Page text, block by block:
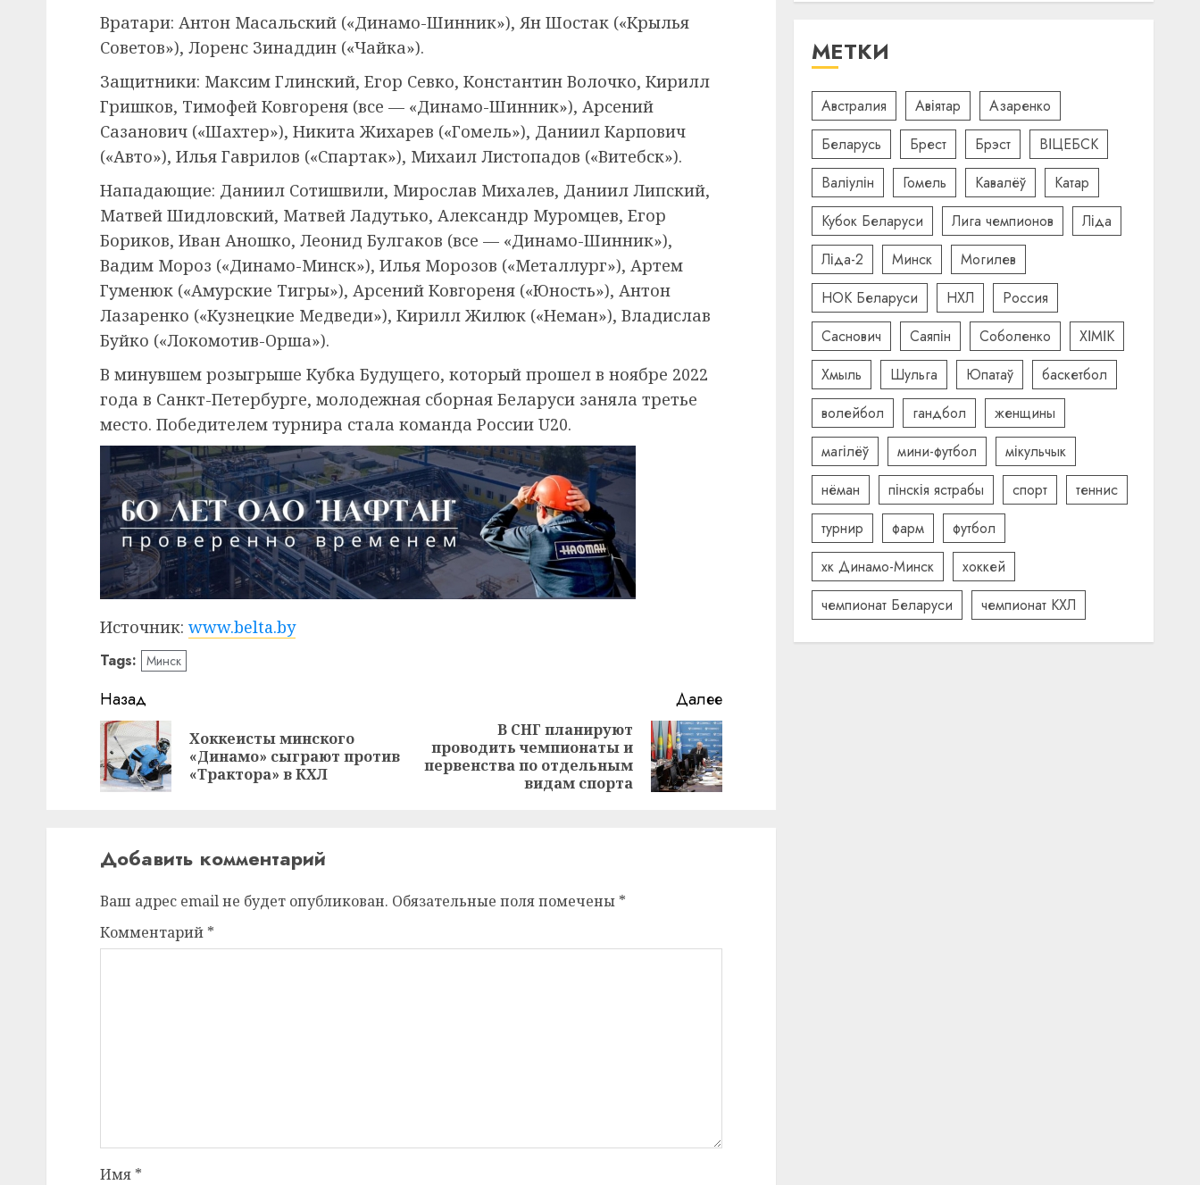
Вратари: Антон Масальский («Динамо-Шинник»), Ян Шостак («Крылья
Советов»), Лоренс Зинаддин («Чайка»).
Защитники: Максим Глинский, Егор Севко, Константин Волочко, Кирилл
Гришков, Тимофей Ковгореня (все — «Динамо-Шинник»), Арсений
Сазанович («Шахтер»), Никита Жихарев («Гомель»), Даниил Карпович
(«Авто»), Илья Гаврилов («Спартак»), Михаил Листопадов («Витебск»).
Нападающие: Даниил Сотишвили, Мирослав Михалев, Даниил Липский,
Матвей Шидловский, Матвей Ладутько, Александр Муромцев, Егор
Бориков, Иван Аношко, Леонид Булгаков (все — «Динамо-Шинник»),
Вадим Мороз («Динамо-Минск»), Илья Морозов («Металлург»), Артем
Гуменюк («Амурские Тигры»), Арсений Ковгореня («Юность»), Антон
Лазаренко («Кузнецкие Медведи»), Кирилл Жилюк («Неман»), Владислав
Буйко («Локомотив-Орша»).
В минувшем розыгрыше Кубка Будущего, который прошел в ноябре 2022
года в Санкт-Петербурге, молодежная сборная Беларуси заняла третье
место. Победителем турнира стала команда России U20.
Источник: www.belta.by
Tags: Минск
Навигация
записи
Назад
Предыдущая
запись:
Хоккеисты минского
«Динамо» сыграют против
«Трактора» в КХЛ
Далее
Следующая
запись:
В СНГ планируют
проводить чемпионаты и
первенства по отдельным
видам спорта
Добавить комментарий
Ваш адрес email не будет опубликован. Обязательные поля помечены *
Комментарий *
Имя *
МЕТКИ
Австралия Авіятар
Азаренко
Беларусь
Брест Брэст
ВІЦЕБСК
Валіулін
Гомель Кавалёў
Катар
Кубок Беларуси
Лига чемпионов
Ліда
Ліда-2
Минск
Могилев
НОК Беларуси
НХЛ
Россия
Саснович
Саяпін Соболенко
ХІМІК
Хмыль
Шульга Юпатаў
баскетбол
волейбол
гандбол
женщины
магілёў
мини-футбол
мікульчык
нёман
пінскія ястрабы спорт
теннис
турнир
фарм
футбол
хк Динамо-Минск
хоккей
чемпионат Беларуси
чемпионат КХЛ